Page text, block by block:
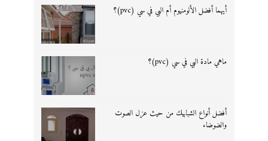
أيهما أفضل الألومنيوم أم البي في سي (pvc)؟
ماهي مادة البي في سي (pvc)؟
أفضل أنواع الشبابيك من حيث عزل الصوت
والضوضاء